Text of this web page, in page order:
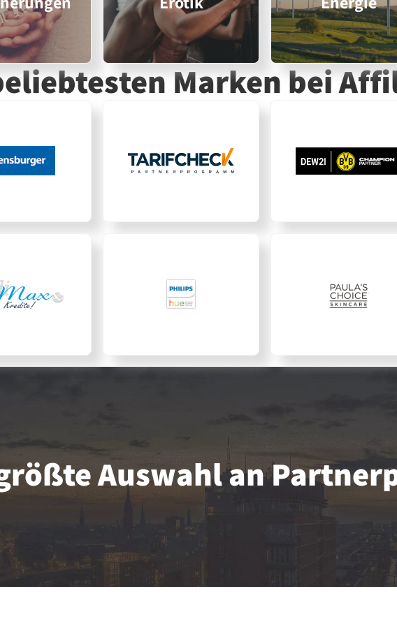
Markenbei
Auswahl an